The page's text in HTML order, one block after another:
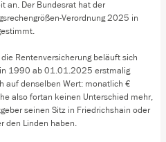
an. Der Bundesrat hat der
Verordnung 2025 in
Rentenversicherung beläuft sich
1990 ab 01.01.2025 erstmalig
auf denselben Wert: monatlich €
also fortan keinen Unterschied mehr,
seinen Sitz in Friedrichshain oder
den Linden haben.